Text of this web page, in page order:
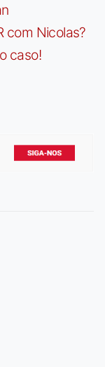
com Nicolas?
caso!